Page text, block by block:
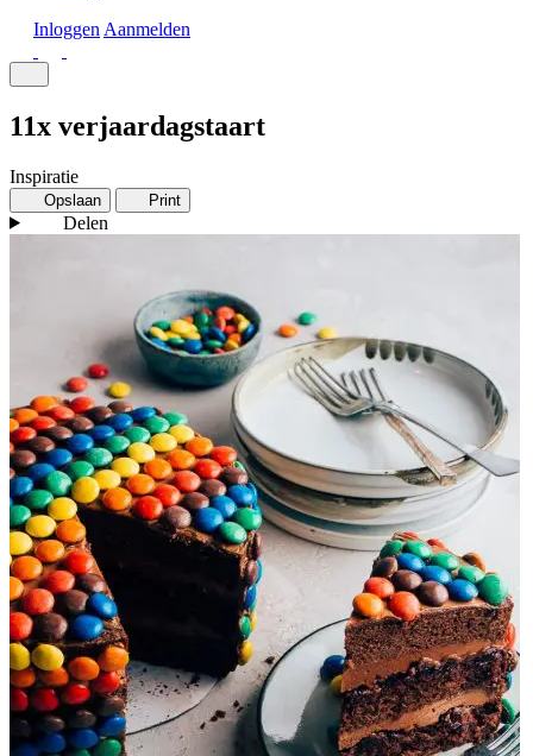
Inloggen Aanmelden
11x verjaardagstaart
Inspiratie
Opslaan Print
Delen